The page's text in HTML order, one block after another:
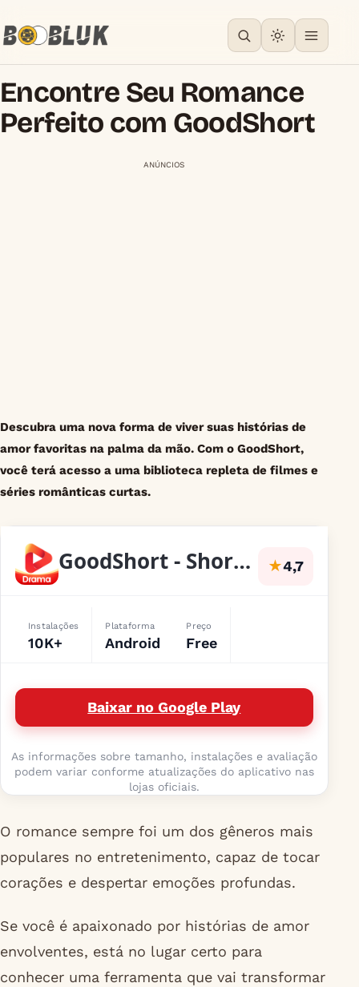
Encontre Seu Romance
Perfeito com GoodShort
ANÚNCIOS
Descubra uma nova forma de viver suas histórias de
amor favoritas na palma da mão. Com o GoodShort,
você terá acesso a uma biblioteca repleta de filmes e
séries românticas curtas.
GoodShort - Short Dramas Hub ★4,7
Instalações
10K+
Plataforma
Android
Preço
Free
Baixar no Google Play
As informações sobre tamanho, instalações e avaliação
podem variar conforme atualizações do aplicativo nas
lojas oficiais.
O romance sempre foi um dos gêneros mais
populares no entretenimento, capaz de tocar
corações e despertar emoções profundas.
Se você é apaixonado por histórias de amor
envolventes, está no lugar certo para
conhecer uma ferramenta que vai transformar